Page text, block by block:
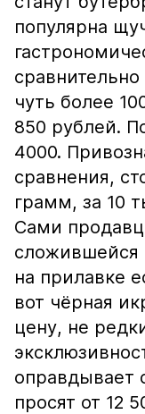
популярна
чуть более
850 рублей.
4000.
сравнения,
грамм, за 10
Сами
сложившейся
на прилавке
вот чёрная
цену, не
оправдывает
просят от 12